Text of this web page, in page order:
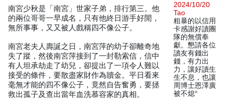
南宮少秋是「南宮」世家子弟，排行第三。他
的兩位哥哥一早成名，只有他終日游手好閒，
無所事事，又又被人戲稱四不像公子。
南宮老夫人壽誕之日，南宮萍的幼子卻離奇地
失了蹤，然後南宮萍接到了一封勒索信，信中
有人坦承劫走了幼兒，卻提出了一項令人難以
接受的條件，要散盡家財作為贖金。平日看來
毫無才能的四不像公子，竟然自告奮勇，要拯
救出孤子及查出當年血洗慕容家的真相。
2024/10/20
Tao
粗暴的以信用
卡感謝好讀團
隊的無償奉
獻。懇請各位
讀友有錢出
錢，有力出
力，讓好讀生
生不息，也讓
周博士恩澤廣
被不熄°